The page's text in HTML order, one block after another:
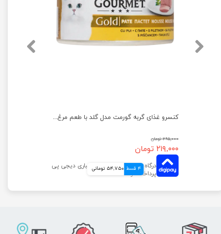
کنسرو غذای گربه گورمت مدل گلد با طعم مرغ وزن ۸۵ گرم
۲۹۵,۰۰۰ تومان
۲۱۹,۰۰۰ تومان
4 قسط 54,750 تومانی